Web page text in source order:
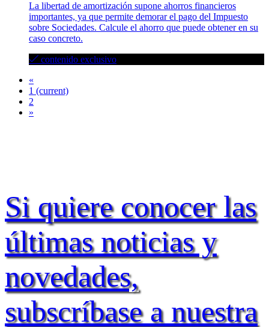
La libertad de amortización supone ahorros financieros
importantes, ya que permite demorar el pago del Impuesto
sobre Sociedades. Calcule el ahorro que puede obtener en su
caso concreto.
contenido exclusivo
«
1 (current)
2
»
Si quiere conocer las
últimas noticias y
novedades,
subscríbase a nuestra